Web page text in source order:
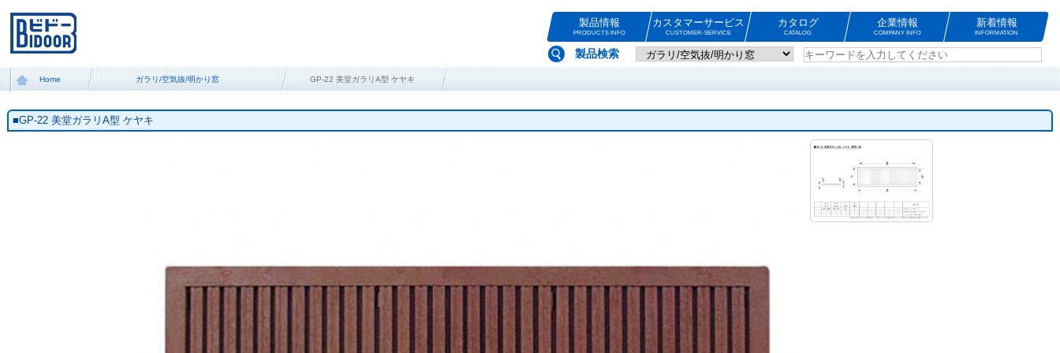
製品情報
PRODUCTS INFO
カスタマーサービス
CUSTOMER-SERVICE
カタログ
CATALOG
企業情報
COMPANY INFO
新着情報
INFORMATION
製品検索
Home ガラリ/空気抜/明かり窓 GP-22 美堂ガラリA型 ケヤキ
■GP-22 美堂ガラリA型 ケヤキ